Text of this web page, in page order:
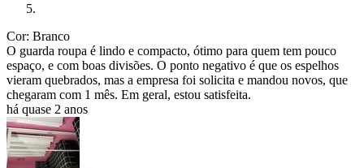
Cor: Branco
O guarda roupa é lindo e compacto, ótimo para quem tem pouco
espaço, e com boas divisões. O ponto negativo é que os espelhos
vieram quebrados, mas a empresa foi solicita e mandou novos, que
chegaram com 1 mês. Em geral, estou satisfeita.
há quase 2 anos